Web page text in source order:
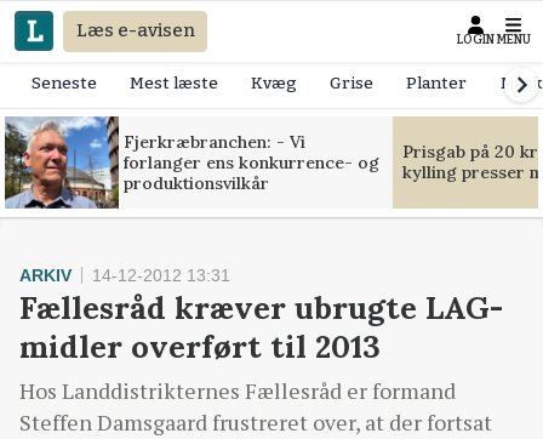
Læs e-avisen LOGIN MENU
Seneste Mest læste Kvæg Grise Planter
Fjerkræbranchen: - Vi
forlanger ens konkurrence- og
produktionsvilkår
Prisgab på 20
kylling presser
ARKIV 14-12-2012 13:31
Fællesråd kræver ubrugte LAG-
midler overført til 2013
Hos Landdistrikternes Fællesråd er formand
Steffen Damsgaard frustreret over, at der fortsat